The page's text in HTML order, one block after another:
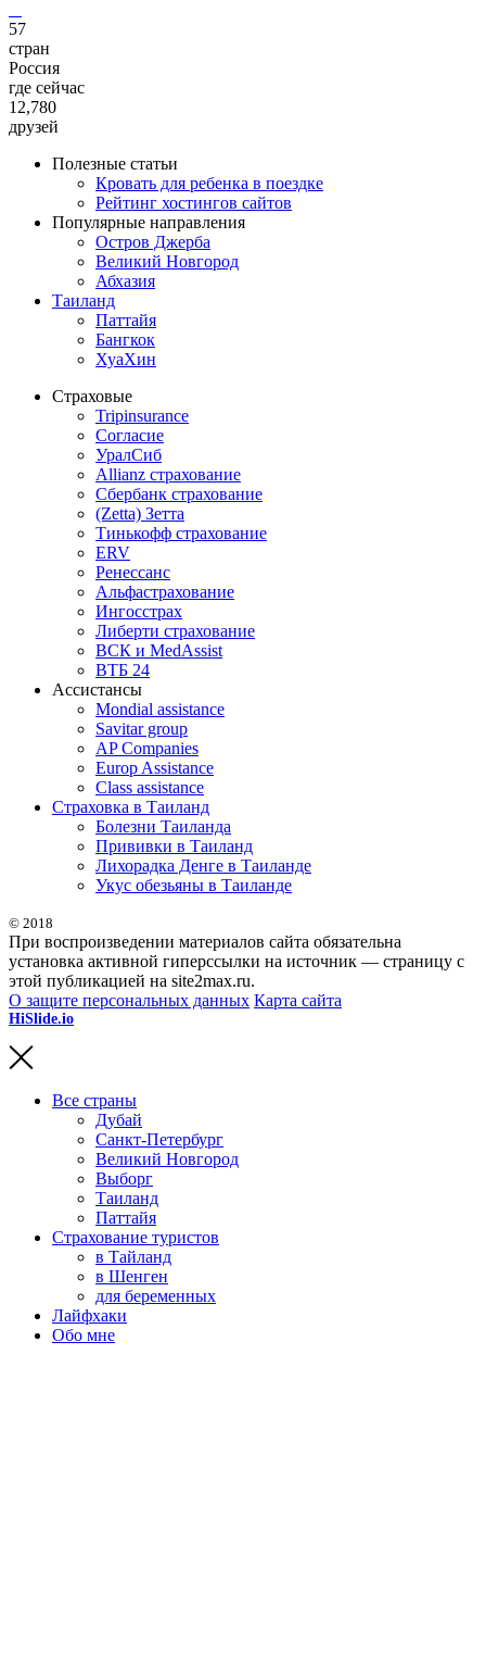
57
стран
Россия
где сейчас
12,780
друзей
Полезные статьи
Кровать для ребенка в поездке
Рейтинг хостингов сайтов
Популярные направления
Остров Джерба
Великий Новгород
Абхазия
Таиланд
Паттайя
Бангкок
ХуаХин
Страховые
Tripinsurance
Согласие
УралСиб
Allianz страхование
Сбербанк страхование
(Zetta) Зетта
Тинькофф страхование
ERV
Ренессанс
Альфастрахование
Ингосстрах
Либерти страхование
ВСК и MedAssist
ВТБ 24
Ассистансы
Mondial assistance
Savitar group
AP Companies
Europ Assistance
Class assistance
Страховка в Таиланд
Болезни Таиланда
Прививки в Таиланд
Лихорадка Денге в Таиланде
Укус обезьяны в Таиланде
© 2018
При воспроизведении материалов сайта обязательна
установка активной гиперссылки на источник — страницу с
этой публикацией на site2max.ru.
О защите персональных данных Карта сайта
HiSlide.io
Все страны
Дубай
Санкт-Петербург
Великий Новгород
Выборг
Таиланд
Паттайя
Страхование туристов
в Тайланд
в Шенген
для беременных
Лайфхаки
Обо мне